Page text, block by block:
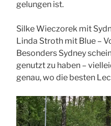
gelungen ist.
Silke Wieczorek mit
Linda Stroth mit Blue –
Besonders Sydney
genutzt zu haben –
genau, wo die besten